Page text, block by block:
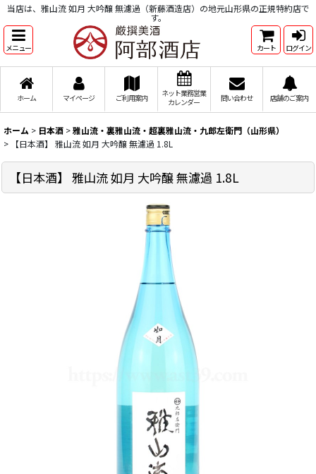
当店は、雅山流 如月 大吟醸 無濾過（新藤酒造店）の地元山形県の正規特約店で
す。
メニュー カート ログイン
ホーム マイページ ご利用案内
ネット業務営業
カレンダー
問い合わせ 店舗のご案内
ホーム > 日本酒 >雅山流・裏雅山流・超裏雅山流・九郎左衛門（山形県）
>
【日本酒】 雅山流 如月 大吟醸 無濾過 1.8L
【日本酒】 雅山流 如月 大吟醸 無濾過 1.8L